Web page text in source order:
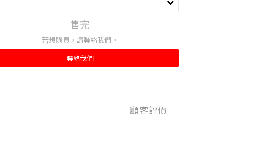
售完
若想購買，請聯絡我們。
聯絡我們
顧客評價